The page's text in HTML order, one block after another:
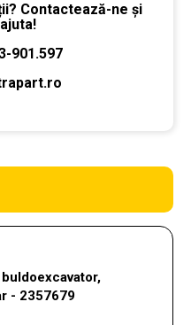
Contactează-ne și
901.597
- 2357679